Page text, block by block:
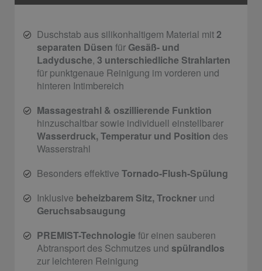
Duschstab aus silikonhaltigem Material mit2
separaten Düsen für Gesäß- und
Ladydusche, 3 unterschiedliche Strahlarten
für punktgenaue Reinigung im vorderen und
hinteren Intimbereich
Massagestrahl & oszillierende Funktion
hinzuschaltbar sowie individuell einstellbarer
Wasserdruck, Temperatur und Position des
Wasserstrahl
Besonders effektive Tornado-Flush-Spülung
Inklusive beheizbarem Sitz, Trocknerund
Geruchsabsaugung
PREMIST-Technologie für einen sauberen
Abtransport des Schmutzes und spülrandlos
zur leichteren Reinigung